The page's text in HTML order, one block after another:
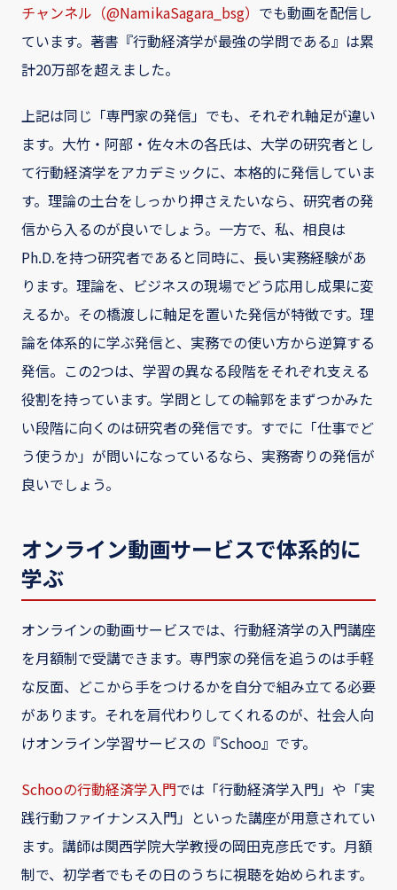
チャンネル（@NamikaSagara_bsg） でも動画を配信し
ています。著書『行動経済学が最強の学問である』は累
計20万部を超えました。
上記は同じ「専門家の発信」でも、それぞれ軸足が違い
ます。大竹・阿部・佐々木の各氏は、大学の研究者とし
て行動経済学をアカデミックに、本格的に発信していま
す。理論の土台をしっかり押さえたいなら、研究者の発
信から入るのが良いでしょう。一方で、私、相良は
Ph.D.を持つ研究者であると同時に、長い実務経験があ
ります。理論を、ビジネスの現場でどう応用し成果に変
えるか。その橋渡しに軸足を置いた発信が特徴です。理
論を体系的に学ぶ発信と、実務での使い方から逆算する
発信。この2つは、学習の異なる段階をそれぞれ支える
役割を持っています。学問としての輪郭をまずつかみた
い段階に向くのは研究者の発信です。すでに「仕事でど
う使うか」が問いになっているなら、実務寄りの発信が
良いでしょう。
オンライン動画サービスで体系的に
学ぶ
オンラインの動画サービスでは、行動経済学の入門講座
を月額制で受講できます。専門家の発信を追うのは手軽
な反面、どこから手をつけるかを自分で組み立てる必要
があります。それを肩代わりしてくれるのが、社会人向
けオンライン学習サービスの『Schoo』です。
Schooの行動経済学入門では「行動経済学入門」や「実
践行動ファイナンス入門」といった講座が用意されてい
ます。講師は関西学院大学教授の岡田克彦氏です。月額
制で、初学者でもその日のうちに視聴を始められます。